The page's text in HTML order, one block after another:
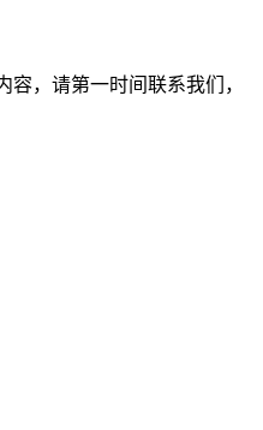
，请第一时间联系我们，